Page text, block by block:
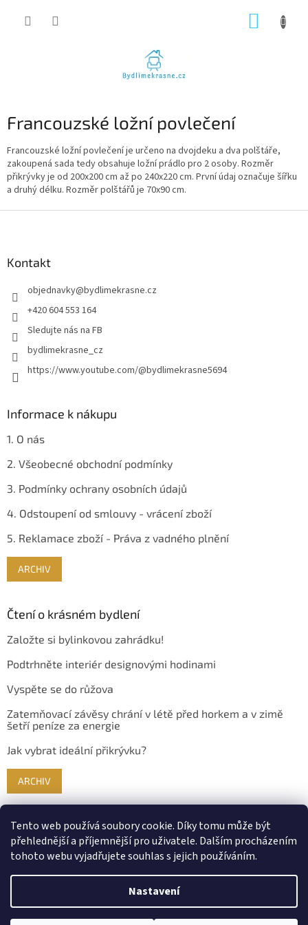
Tento web používá soubory cookie. Díky tomu může být
přehlednější a příjemnější pro uživatele. Dalším procházením
tohoto webu vyjadřujete souhlas s jejich používáním.
Nastavení
Francouzské ložní povlečení
Francouzské ložní povlečení je určeno na dvojdeku a dva polštáře,
zakoupená sada tedy obsahuje ložní prádlo pro 2 osoby. Rozměr
přikrývky je od 200x200 cm až po 240x220 cm. První údaj označuje šířku
a druhý délku. Rozměr polštářů je 70x90 cm.
Kontakt
objednavky@bydlimekrasne.cz
+420 604 553 164
Sledujte nás na FB
bydlimekrasne_cz
https://www.youtube.com/@bydlimekrasne5694
Informace k nákupu
1. O nás
2. Všeobecné obchodní podmínky
3. Podmínky ochrany osobních údajů
4. Odstoupení od smlouvy - vrácení zboží
5. Reklamace zboží - Práva z vadného plnění
ARCHIV
Čtení o krásném bydlení
Založte si bylinkovou zahrádku!
Podtrhněte interiér designovými hodinami
Vyspěte se do růžova
Zatemňovací závěsy chrání v létě před horkem a v zimě
šetří peníze za energie
Jak vybrat ideální přikrývku?
ARCHIV
Vytvořil Shoptet